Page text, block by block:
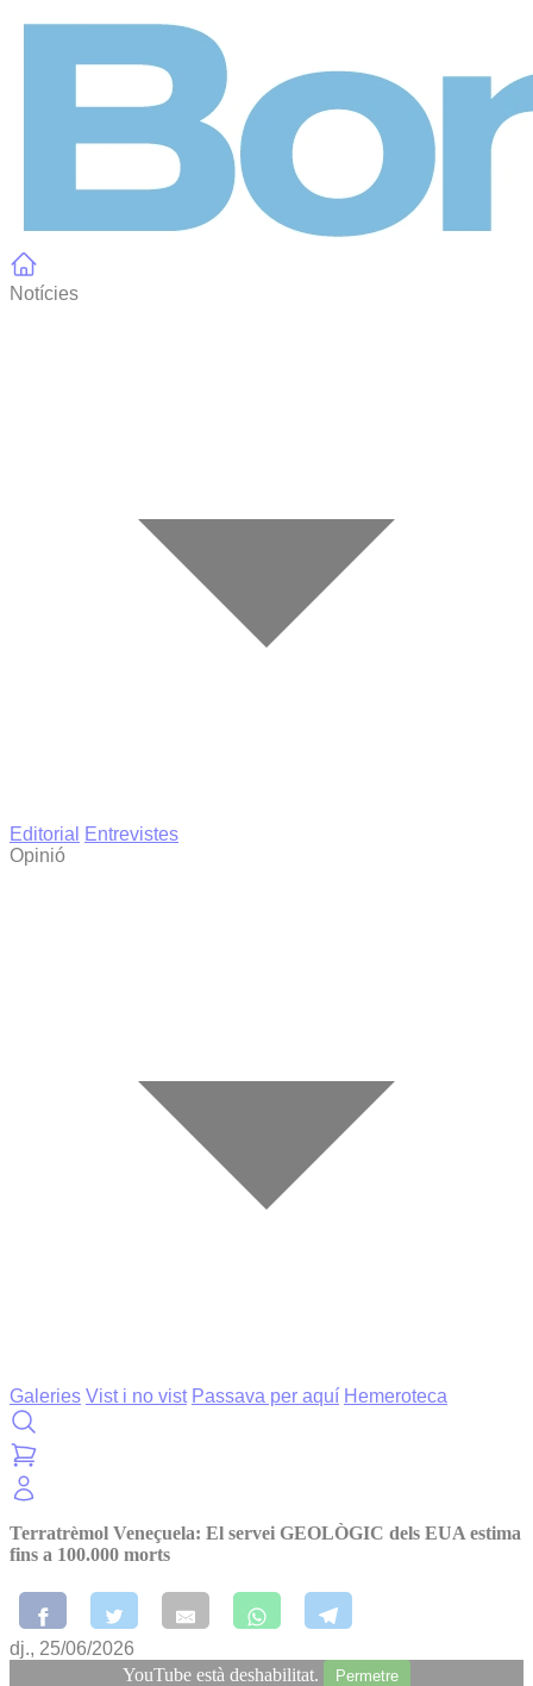
Notícies
Editorial
Entrevistes
Opinió
Galeries Vist i no vist Passava per aquí Hemeroteca
Terratrèmol Veneçuela: El servei GEOLÒGIC dels EUA estima
fins a 100.000 morts
dj., 25/06/2026
YouTube està deshabilitat.
Permetre